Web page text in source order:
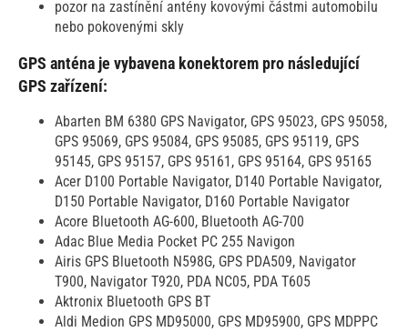
pozor na zastínění antény kovovými částmi automobilu
nebo pokovenými skly
GPS anténa je vybavena konektorem pro následující
GPS zařízení:
Abarten BM 6380 GPS Navigator, GPS 95023, GPS 95058,
GPS 95069, GPS 95084, GPS 95085, GPS 95119, GPS
95145, GPS 95157, GPS 95161, GPS 95164, GPS 95165
Acer D100 Portable Navigator, D140 Portable Navigator,
D150 Portable Navigator, D160 Portable Navigator
Acore Bluetooth AG-600, Bluetooth AG-700
Adac Blue Media Pocket PC 255 Navigon
Airis GPS Bluetooth N598G, GPS PDA509, Navigator
T900, Navigator T920, PDA NC05, PDA T605
Aktronix Bluetooth GPS BT
Aldi Medion GPS MD95000, GPS MD95900, GPS MDPPC